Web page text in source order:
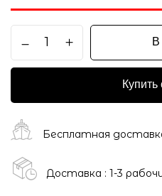
Бесплатная
Доставка : 1-3